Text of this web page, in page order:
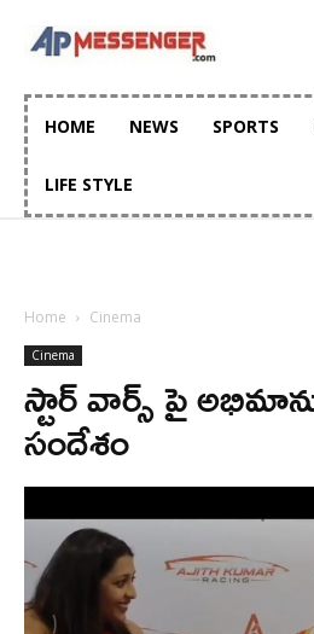
HOME NEWS SPORTS
LIFE STYLE
Home Cinema
Cinema
స్టార్ వార్స్ పై
సందేశం